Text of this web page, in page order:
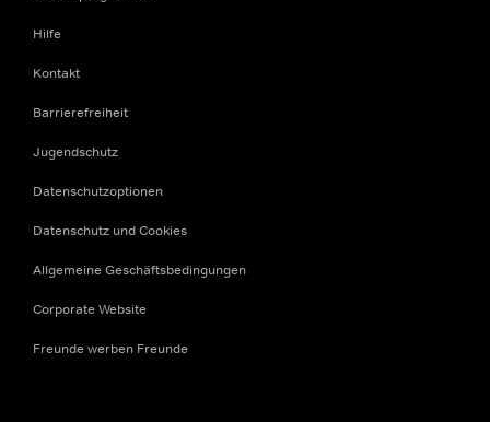
Hilfe
Kontakt
Barrierefreiheit
Jugendschutz
Datenschutzoptionen
Datenschutz und Cookies
Allgemeine Geschäftsbedingungen
Corporate Website
Freunde werben Freunde